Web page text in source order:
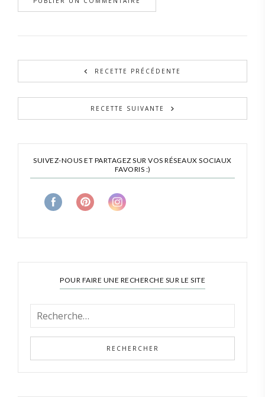
RECETTE PRÉCÉDENTE
RECETTE SUIVANTE
SUIVEZ-NOUS ET PARTAGEZ SUR VOS RÉSEAUX SOCIAUX
FAVORIS :)
POUR FAIRE UNE RECHERCHE SUR LE SITE